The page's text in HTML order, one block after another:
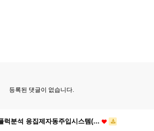
등록된 댓글이 없습니다.
럭분석 응집제자동주입시스템(…